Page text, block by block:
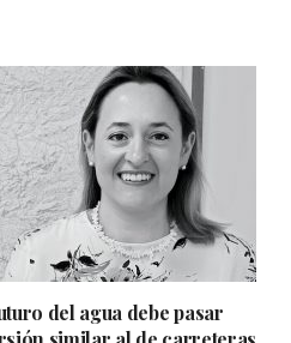
del agua debe pasar